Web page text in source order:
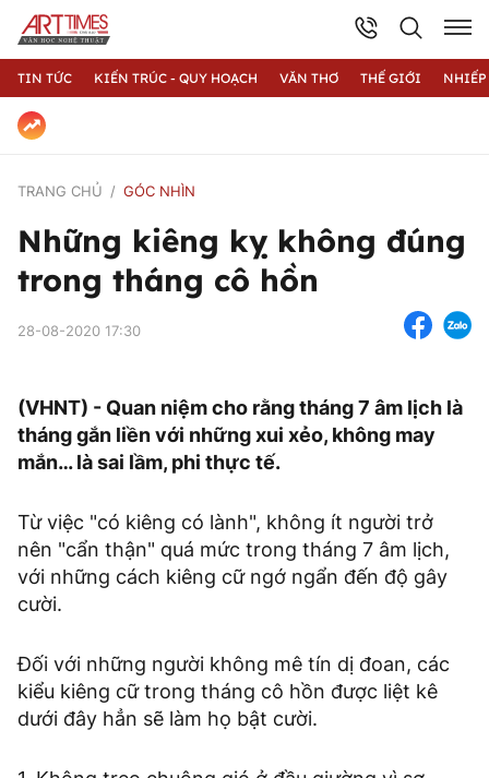
TIN TỨC KIẾN TRÚC - QUY HOẠCH VĂN THƠ THẾ GIỚI
TRANG CHỦ GÓC NHÌN
Những kiêng kỵ không đúng
trong tháng cô hồn
28-08-2020 17:30
(VHNT) - Quan niệm cho rằng tháng 7 âm lịch là
tháng gắn liền với những xui xẻo, không may
mắn… là sai lầm, phi thực tế.
Từ việc "có kiêng có lành", không ít người trở
nên "cẩn thận" quá mức trong tháng 7 âm lịch,
với những cách kiêng cữ ngớ ngẩn đến độ gây
cười.
Đối với những người không mê tín dị đoan, các
kiểu kiêng cữ trong tháng cô hồn được liệt kê
dưới đây hẳn sẽ làm họ bật cười.